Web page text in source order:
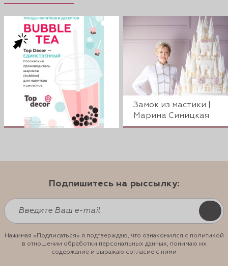
Замок из мастики |
Марина Синицкая
Подпишитесь на рыссылку:
Нажимая «Подписаться» я подтверждаю, что ознакомился с политикой
в отношении обработки персональных данных, понимаю их
содержание и выражаю согласие с ними